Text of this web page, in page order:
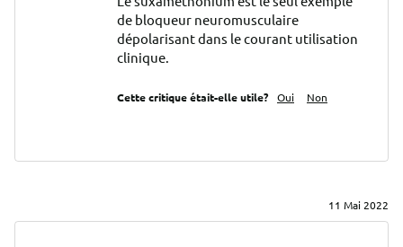
de bloqueur neuromusculaire
dépolarisant dans le courant utilisation
clinique.
Cette critique était-elle utile? Oui Non
11 Mai 2022